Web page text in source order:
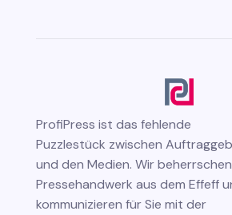
ProfiPress ist das fehlende
Puzzlestück zwischen
und den Medien. Wir
Pressehandwerk aus dem Effeff
kommunizieren für Sie mit der